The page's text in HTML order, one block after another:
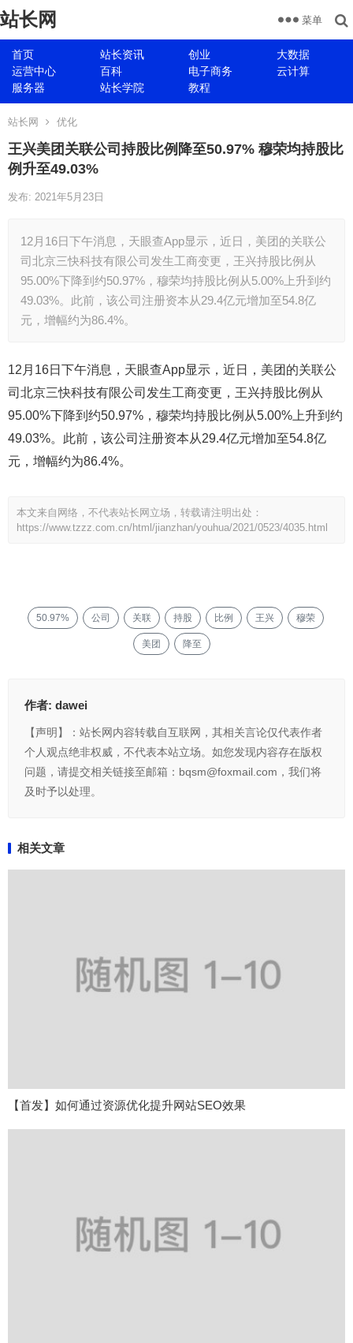
站长网
首页 站长资讯 创业
大数据
运营中心
百科 电子商务
云计算
服务器
站长学院 教程
菜单
站长网 优化
王兴美团关联公司持股比例降至50.97% 穆荣均持股比
例升至49.03%
发布: 2021年5月23日
12月16日下午消息，天眼查App显示，近日，美团的关联公
司北京三快科技有限公司发生工商变更，王兴持股比例从
95.00%下降到约50.97%，穆荣均持股比例从5.00%上升到约
49.03%。此前，该公司注册资本从29.4亿元增加至54.8亿
元，增幅约为86.4%。
12月16日下午消息，天眼查App显示，近日，美团的关联公
司北京三快科技有限公司发生工商变更，王兴持股比例从
95.00%下降到约50.97%，穆荣均持股比例从5.00%上升到约
49.03%。此前，该公司注册资本从29.4亿元增加至54.8亿
元，增幅约为86.4%。
本文来自网络，不代表站长网立场，转载请注明出处：
https://www.tzzz.com.cn/html/jianzhan/youhua/2021/0523/4035.html
50.97% 公司 关联 持股 比例 王兴 穆荣
美团 降至
作者: dawei
【声明】：站长网内容转载自互联网，其相关言论仅代表作者
个人观点绝非权威，不代表本站立场。如您发现内容存在版权
问题，请提交相关链接至邮箱：bqsm@foxmail.com，我们将
及时予以处理。
相关文章
【首发】如何通过资源优化提升网站SEO效果